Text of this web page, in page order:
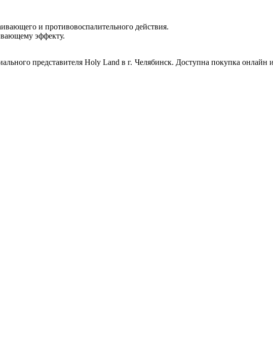
и противовоспалительного действия.
эффекту.
представителя Holy Land в г. Челябинск. Доступна покупка онлайн